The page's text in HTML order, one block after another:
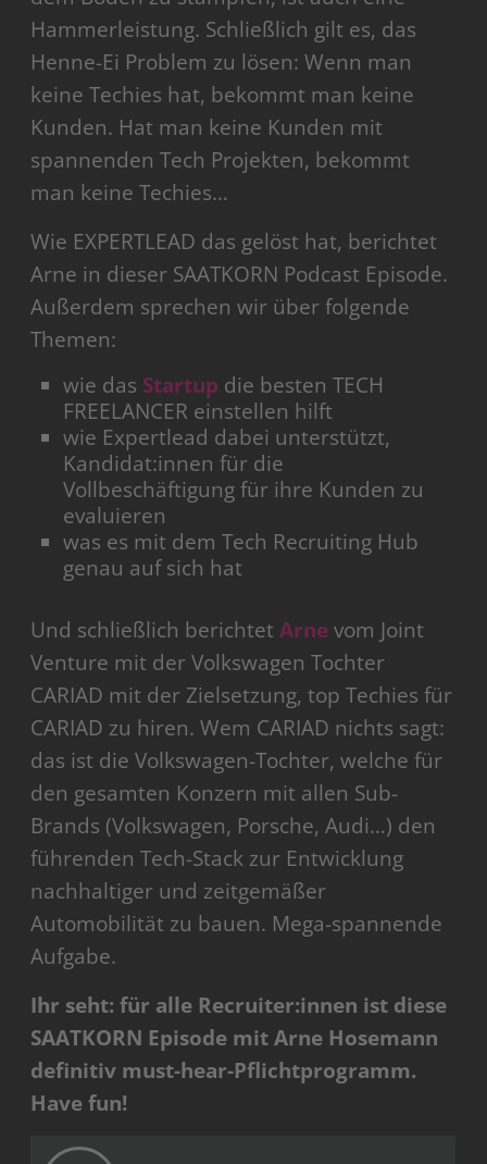
Hammerleistung. Schließlich gilt es, das
Henne-Ei Problem zu lösen: Wenn man
keine Techies hat, bekommt man keine
Kunden. Hat man keine Kunden mit
spannenden Tech Projekten, bekommt
man keine Techies…
Wie EXPERTLEAD das gelöst hat, berichtet
Arne in dieser SAATKORN Podcast Episode.
Außerdem sprechen wir über folgende
Themen:
wie das Startup die besten TECH
FREELANCER einstellen hilft
wie Expertlead dabei unterstützt,
Kandidat:innen für die
Vollbeschäftigung für ihre Kunden zu
evaluieren
was es mit dem Tech Recruiting Hub
genau auf sich hat
Und schließlich berichtetArnevom Joint
Venture mit der Volkswagen Tochter
CARIAD mit der Zielsetzung, top Techies für
CARIAD zu hiren. Wem CARIAD nichts sagt:
das ist die Volkswagen-Tochter, welche für
den gesamten Konzern mit allen Sub-
Brands (Volkswagen, Porsche, Audi…) den
führenden Tech-Stack zur Entwicklung
nachhaltiger und zeitgemäßer
Automobilität zu bauen. Mega-spannende
Aufgabe.
Ihr seht: für alle Recruiter:innen ist diese
SAATKORN Episode mit Arne Hosemann
definitiv must-hear-Pflichtprogramm.
Have fun!